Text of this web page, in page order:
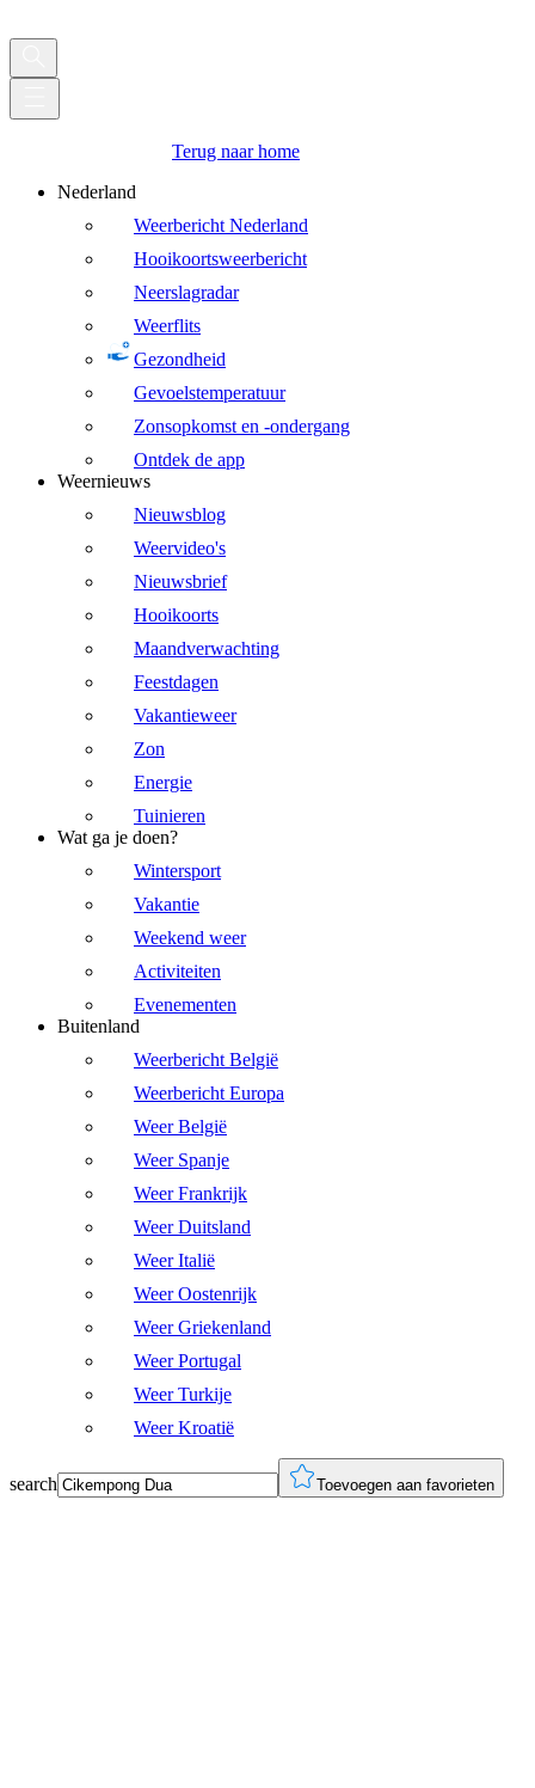
Terug naar home
Nederland
Weerbericht Nederland
Hooikoortsweerbericht
Neerslagradar
Weerflits
Gezondheid
Gevoelstemperatuur
Zonsopkomst en -ondergang
Ontdek de app
Weernieuws
Nieuwsblog
Weervideo's
Nieuwsbrief
Hooikoorts
Maandverwachting
Feestdagen
Vakantieweer
Zon
Energie
Tuinieren
Wat ga je doen?
Wintersport
Vakantie
Weekend weer
Activiteiten
Evenementen
Buitenland
Weerbericht België
Weerbericht Europa
Weer België
Weer Spanje
Weer Frankrijk
Weer Duitsland
Weer Italië
Weer Oostenrijk
Weer Griekenland
Weer Portugal
Weer Turkije
Weer Kroatië
search Toevoegen aan favorieten